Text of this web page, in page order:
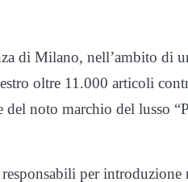
di Milano, nell’ambito di
oltre 11.000 articoli
noto marchio del lusso
per introduzione